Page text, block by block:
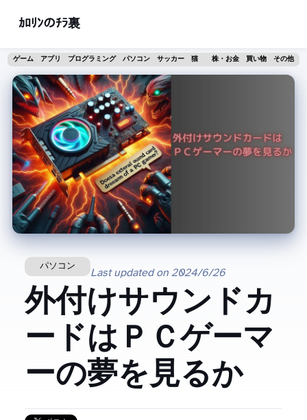
ｶﾛﾘﾝのﾁﾗ裏
ゲーム アプリ プログラミング パソコン サッカー 猫 株・お金 買い物 その他
パソコン
Last updated on 2024/6/26
外付けサウンドカ
ードはＰＣゲーマ
ーの夢を見るか